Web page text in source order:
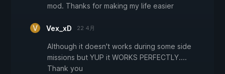
mod. Thanks for making my life easier
Vex_xD 22 4月
Although it doesn't works during some side
missions but YUP it WORKS PERFECTLY....
Thank you